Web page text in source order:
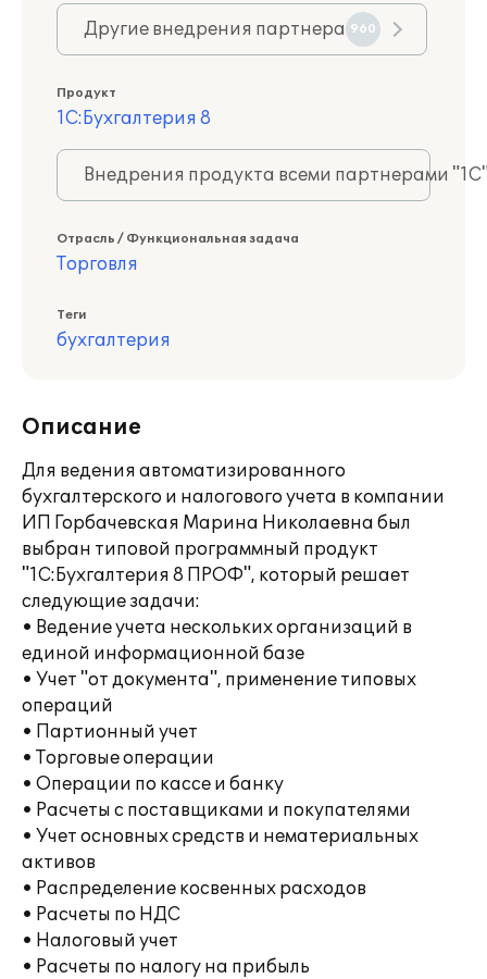
Другие внедрения партнера 960
Продукт
1С:Бухгалтерия 8
Внедрения продукта всеми партнерами
Отрасль / Функциональная задача
Торговля
Теги
бухгалтерия
Описание
Для ведения автоматизированного
бухгалтерского и налогового учета в компании
ИП Горбачевская Марина Николаевна был
выбран типовой программный продукт
"1С:Бухгалтерия 8 ПРОФ", который решает
следующие задачи:
• Ведение учета нескольких организаций в
единой информационной базе
• Учет "от документа", применение типовых
операций
• Партионный учет
• Торговые операции
• Операции по кассе и банку
• Расчеты с поставщиками и покупателями
• Учет основных средств и нематериальных
активов
• Распределение косвенных расходов
• Расчеты по НДС
• Налоговый учет
• Расчеты по налогу на прибыль